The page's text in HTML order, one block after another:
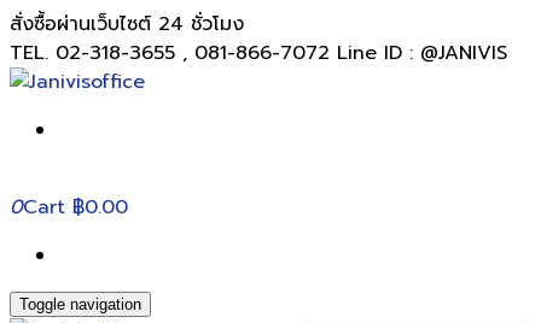
สั่งซื้อผ่านเว็บไซต์ 24 ชั่วโมง
TEL. 02-318-3655 , 081-866-7072 Line ID : @JANIVIS
0Cart ฿0.00
Toggle navigation